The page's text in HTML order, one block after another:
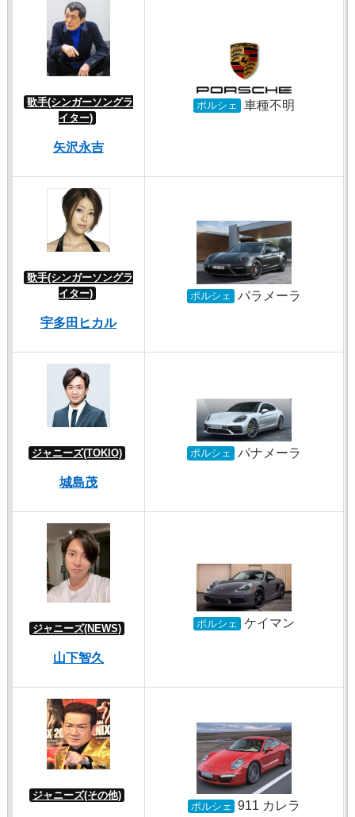
歌手(シンガーソングラ
イター)
矢沢永吉
ポルシェ 車種不明
歌手(シンガーソングラ
イター)
宇多田ヒカル
ポルシェ パラメーラ
ジャニーズ(TOKIO)
城島茂
ポルシェ パナメーラ
ジャニーズ(NEWS)
山下智久
ポルシェ ケイマン
ジャニーズ(その他)
ポルシェ 911 カレラ